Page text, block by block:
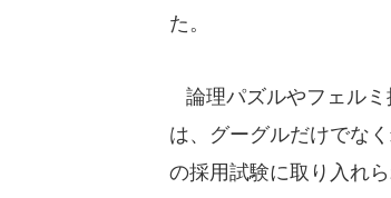
た。
論理パズルやフェル
は、グーグルだけでな
の採用試験に取り入れら